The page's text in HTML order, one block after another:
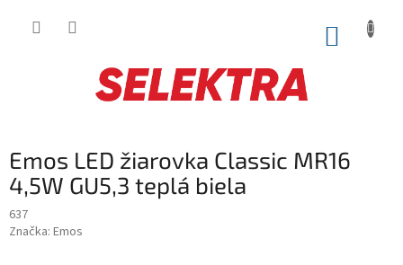
Emos LED žiarovka Classic MR16
4,5W GU5,3 teplá biela
637
Značka: Emos